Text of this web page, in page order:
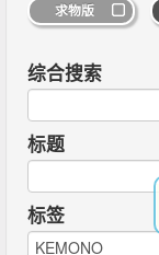
求物版
综合搜索
标题
标签